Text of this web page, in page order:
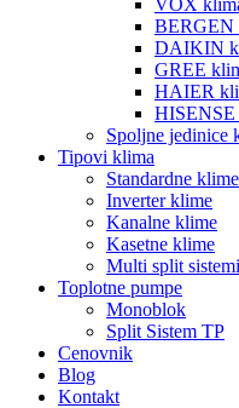
VOX
BERGEN
DAIKIN
GREE
HAIER
HISENSE
Spoljne jedinice
Tipovi klima
Standardne klime
Inverter klime
Kanalne klime
Kasetne klime
Multi split sistemi
Toplotne pumpe
Monoblok
Split Sistem TP
Cenovnik
Blog
Kontakt